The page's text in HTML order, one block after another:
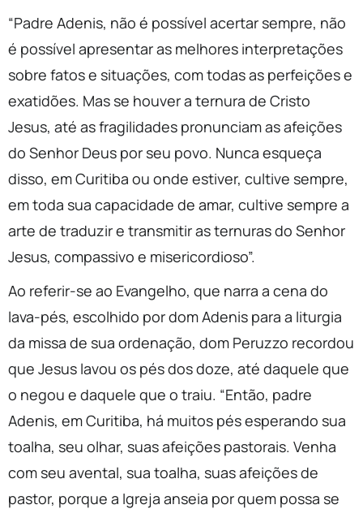
“Padre Adenis, não é possível acertar sempre, não
é possível apresentar as melhores interpretações
sobre fatos e situações, com todas as perfeições e
exatidões. Mas se houver a ternura de Cristo
Jesus, até as fragilidades pronunciam as afeições
do Senhor Deus por seu povo. Nunca esqueça
disso, em Curitiba ou onde estiver, cultive sempre,
em toda sua capacidade de amar, cultive sempre a
arte de traduzir e transmitir as ternuras do Senhor
Jesus, compassivo e misericordioso”.
Ao referir-se ao Evangelho, que narra a cena do
lava-pés, escolhido por dom Adenis para a liturgia
da missa de sua ordenação, dom Peruzzo recordou
que Jesus lavou os pés dos doze, até daquele que
o negou e daquele que o traiu. “Então, padre
Adenis, em Curitiba, há muitos pés esperando sua
toalha, seu olhar, suas afeições pastorais. Venha
com seu avental, sua toalha, suas afeições de
pastor, porque a Igreja anseia por quem possa se